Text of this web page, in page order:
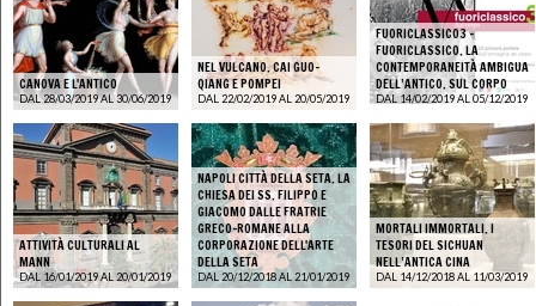
CANOVA E L'ANTICO
DAL 28/03/2019 AL 30/06/2019
NEL VULCANO. CAI GUO-
QIANG E POMPEI
DAL 22/02/2019 AL 20/05/2019
FUORICLASSICO3 -
FUORICLASSICO. LA
CONTEMPORANEITÀ AMBIGUA
DELL’ANTICO. SUL CORPO
DAL 14/02/2019 AL 05/12/2019
ATTIVITÀ CULTURALI AL
MANN
DAL 16/01/2019 AL 20/01/2019
NAPOLI CITTÀ DELLA SETA. LA
CHIESA DEI SS. FILIPPO E
GIACOMO DALLE FRATRIE
GRECO-ROMANE ALLA
CORPORAZIONE DELL'ARTE
DELLA SETA
DAL 20/12/2018 AL 21/01/2019
MORTALI IMMORTALI. I
TESORI DEL SICHUAN
NELL’ANTICA CINA
DAL 14/12/2018 AL 11/03/2019